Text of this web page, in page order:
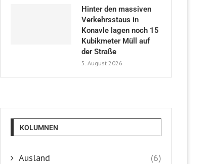
Hinter den massiven
Verkehrsstaus in
Konavle lagen noch 15
Kubikmeter Müll auf
der Straße
5. August 2026
KOLUMNEN
Ausland (6)